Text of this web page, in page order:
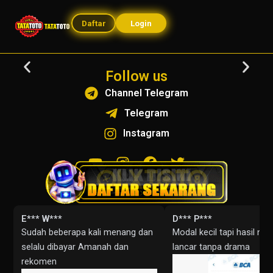
Daftar Login
Follow us
Channel Telegram
Telegram
Instagram
Y
o
u
t
b
e
I
n
s
t
g
r
F
a
c
e
o
T
w
i
t
t
e
r
Ulasan
E*** W***
Sudah beberapa kali menang dan
selalu dibayar Amanah dan
rekomen
D*** P***
Modal kecil tapi hasil
lancar tanpa drama